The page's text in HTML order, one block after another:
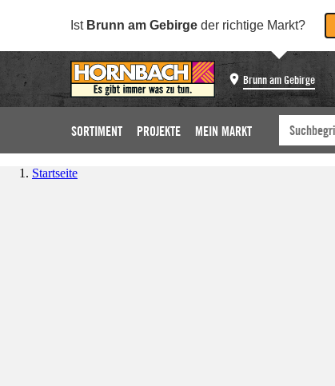
Ist Brunn am Gebirge der richtige Markt?
Brunn am Gebirge
SORTIMENT PROJEKTE MEIN MARKT
Startseite